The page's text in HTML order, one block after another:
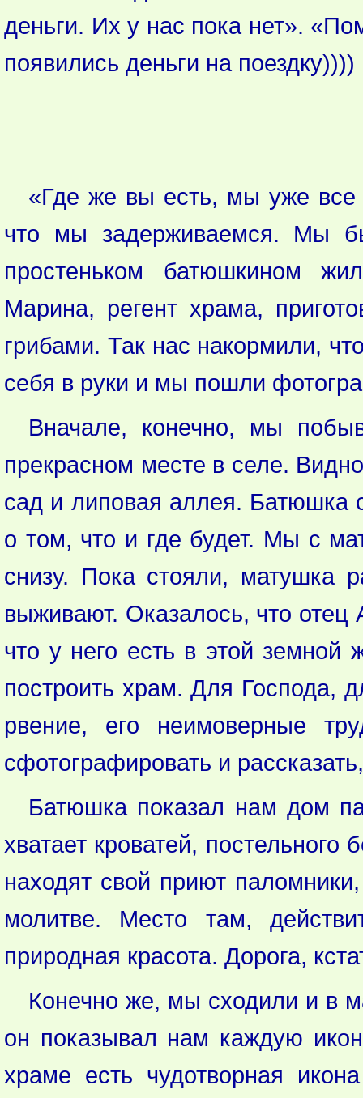
деньги. Их у нас пока нет».
появились деньги на поездку))))
«Где же вы есть, мы уже все
что мы задерживаемся. Мы
простеньком батюшкином
Марина, регент храма,
грибами. Так нас накормили,
себя в руки и мы пошли
Вначале, конечно, мы
прекрасном месте в селе.
сад и липовая аллея. Батюшка
о том, что и где будет. Мы с
снизу. Пока стояли, матушка
выживают. Оказалось, что отец
что у него есть в этой
построить храм. Для Господа,
рвение, его неимоверные
сфотографировать и
Батюшка показал нам дом
хватает кроватей,
находят свой приют
молитве. Место там,
природная красота. Дорога,
Конечно же, мы сходили и в
он показывал нам каждую
храме есть чудотворная